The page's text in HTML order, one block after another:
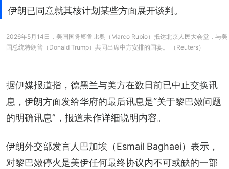
伊朗已同意就其核计划某些方面展开谈判。
2026年5月14日，美国国务卿鲁比奥（Marco Rubio）抵达北京人民大会堂，与美
国总统特朗普（Donald Trump）共同出席中方安排的国宴。 （Reuters）
据伊媒报道指，德黑兰与美方在数日前已中止交换讯
息，伊朗方面发给华府的最后讯息是“关于黎巴嫩问题
的明确讯息”，报道未作详细说明内容。
伊朗外交部发言人巴加埃（Esmail Baghaei）表示，
对黎巴嫩停火是美伊任何最终协议内不可或缺的一部